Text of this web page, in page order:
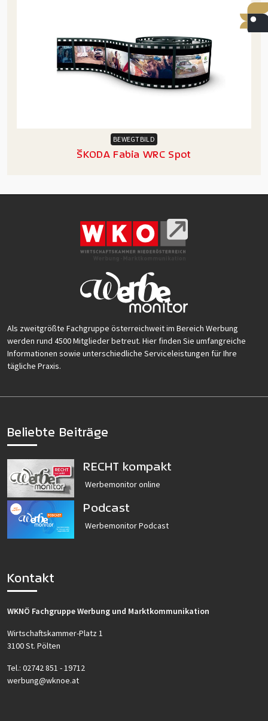
BEWEGTBILD
ŠKODA Fabia WRC Spot
Als zweitgrößte Fachgruppe österreichweit im Bereich Werbung
werden rund 4500 Mitglieder betreut. Hier finden Sie umfangreiche
Informationen sowie unterschiedliche Serviceleistungen für Ihre
tägliche Praxis.
Beliebte Beiträge
RECHT kompakt
Werbemonitor online
Podcast
Werbemonitor Podcast
Kontakt
WKNÖ Fachgruppe Werbung und Marktkommunikation
Wirtschaftskammer-Platz 1
3100 St. Pölten
Tel.: 02742 851 - 19712
werbung@wknoe.at